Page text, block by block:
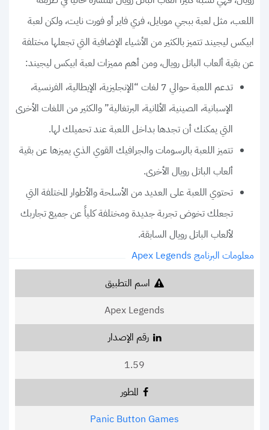
اللعب، مثل لعبة ببجي موبايل، فري فاير أو فورت نايت، ولكن لعبة
ابيكس ليجيند تتميز بالكثير من الأشياء الإضافية التي تجعلها مختلفة
عن بقية ألعاب الباتل رويال، ومن أهم مميزات لعبة ابيكس ليجيند:
تدعم اللعبة حوالي 7 لغات “الإنجليزية، الإيطالية، الفرنسية،
الإسبانية، الصينية، الألمانية، البرتغالية” والكثير من اللغات الأخرى
التي يمكنك أن تجدها بداخل اللعبة عند تحميلك لها.
تتميز اللعبة بالرسومات والجرافيك القوي الذي يميزها عن بقية
ألعاب الباتل رويال الأخرى.
تحتوي اللعبة على العديد من الأسلحة والأطوار المختلفة التي
تجعلك تخوض تجربة جديدة ومختلفة كلياً عن جميع تجاربك
لألعاب الباتل رويال السابقة.
معلومات البرنامج Apex Legends
اسم التطبيق
Apex Legends
رقم الإصدار
1.59
المطور
Panic Button Games